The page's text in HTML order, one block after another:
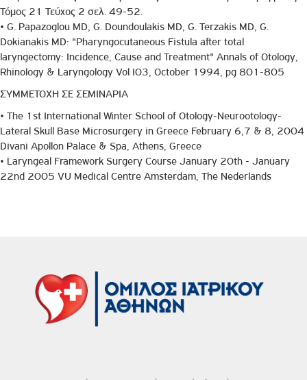
Τόμος 21 Τεύχος 2 σελ. 49-52.
• G. Papazoglou ΜD, G. Doundoulakis MD, G. Terzakis ΜD, G.
Dokianakis ΜD: "Pharyngocutaneous Fistula after total
laryngectomy: Incidence, Cause and Treatment" Annals of Otology,
Rhinology & Laryngology Vol I03, October 1994, pg 801-805
ΣΥΜΜΕΤΟΧΗ ΣΕ ΣΕΜΙΝΑΡΙΑ
• The 1st International Winter School of Otology-Neurootology-
Lateral Skull Base Microsurgery in Greece February 6,7 & 8, 2004
Divani Apollon Palace & Spa, Athens, Greece
• Laryngeal Framework Surgery Course January 20th - January
22nd 2005 VU Medical Centre Amsterdam, The Nederlands